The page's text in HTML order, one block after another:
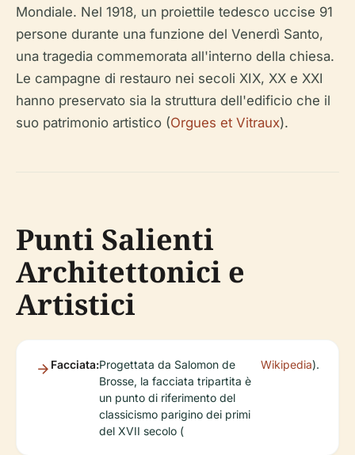
Mondiale. Nel 1918, un proiettile tedesco uccise 91
persone durante una funzione del Venerdì Santo,
una tragedia commemorata all'interno della chiesa.
Le campagne di restauro nei secoli XIX, XX e XXI
hanno preservato sia la struttura dell'edificio che il
suo patrimonio artistico (Orgues et Vitraux).
Punti Salienti
Architettonici e
Artistici
Facciata:Progettata da Salomon de
Brosse, la facciata tripartita è
un punto di riferimento del
classicismo parigino dei primi
del XVII secolo (
Wikipedia).